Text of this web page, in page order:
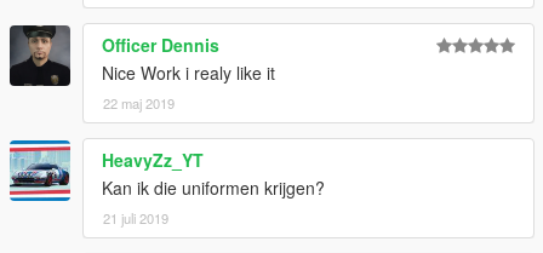
Officer Dennis
Nice Work i realy like it
22 maj 2019
HeavyZz_YT
Kan ik die uniformen krijgen?
21 juli 2019